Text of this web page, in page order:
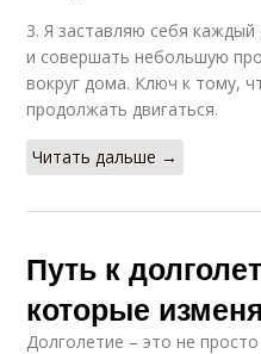
3. Я заставляю себя
и совершать небольшую
вокруг дома. Ключ к тому,
продолжать двигаться.
Читать дальше →
Путь к
которые
Долголетие – это не